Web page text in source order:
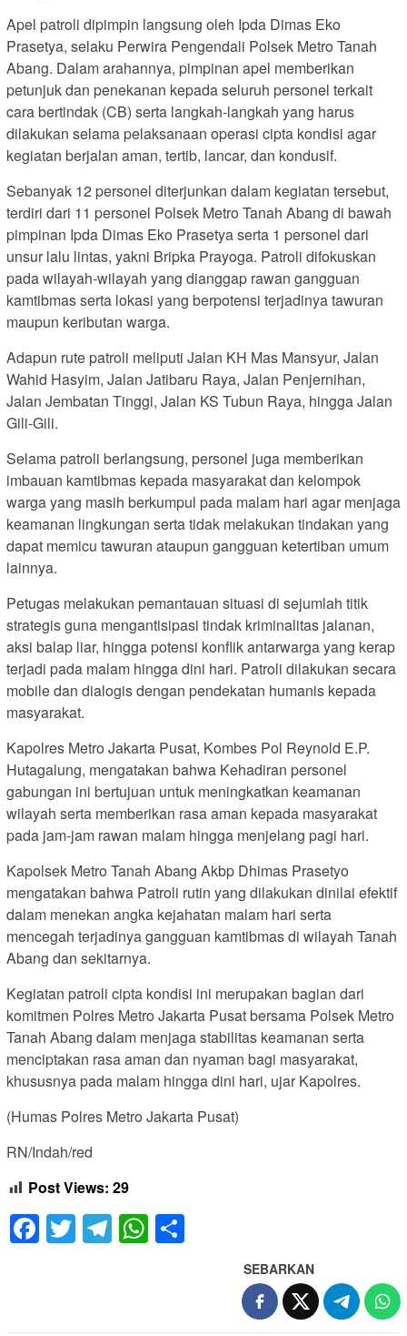
Apel patroli dipimpin langsung oleh Ipda Dimas Eko
Prasetya, selaku Perwira Pengendali Polsek Metro Tanah
Abang. Dalam arahannya, pimpinan apel memberikan
petunjuk dan penekanan kepada seluruh personel terkait
cara bertindak (CB) serta langkah-langkah yang harus
dilakukan selama pelaksanaan operasi cipta kondisi agar
kegiatan berjalan aman, tertib, lancar, dan kondusif.
Sebanyak 12 personel diterjunkan dalam kegiatan tersebut,
terdiri dari 11 personel Polsek Metro Tanah Abang di bawah
pimpinan Ipda Dimas Eko Prasetya serta 1 personel dari
unsur lalu lintas, yakni Bripka Prayoga. Patroli difokuskan
pada wilayah-wilayah yang dianggap rawan gangguan
kamtibmas serta lokasi yang berpotensi terjadinya tawuran
maupun keributan warga.
Adapun rute patroli meliputi Jalan KH Mas Mansyur, Jalan
Wahid Hasyim, Jalan Jatibaru Raya, Jalan Penjernihan,
Jalan Jembatan Tinggi, Jalan KS Tubun Raya, hingga Jalan
Gili-Gili.
Selama patroli berlangsung, personel juga memberikan
imbauan kamtibmas kepada masyarakat dan kelompok
warga yang masih berkumpul pada malam hari agar menjaga
keamanan lingkungan serta tidak melakukan tindakan yang
dapat memicu tawuran ataupun gangguan ketertiban umum
lainnya.
Petugas melakukan pemantauan situasi di sejumlah titik
strategis guna mengantisipasi tindak kriminalitas jalanan,
aksi balap liar, hingga potensi konflik antarwarga yang kerap
terjadi pada malam hingga dini hari. Patroli dilakukan secara
mobile dan dialogis dengan pendekatan humanis kepada
masyarakat.
Kapolres Metro Jakarta Pusat, Kombes Pol Reynold E.P.
Hutagalung, mengatakan bahwa Kehadiran personel
gabungan ini bertujuan untuk meningkatkan keamanan
wilayah serta memberikan rasa aman kepada masyarakat
pada jam-jam rawan malam hingga menjelang pagi hari.
Kapolsek Metro Tanah Abang Akbp Dhimas Prasetyo
mengatakan bahwa Patroli rutin yang dilakukan dinilai efektif
dalam menekan angka kejahatan malam hari serta
mencegah terjadinya gangguan kamtibmas di wilayah Tanah
Abang dan sekitarnya.
Kegiatan patroli cipta kondisi ini merupakan bagian dari
komitmen Polres Metro Jakarta Pusat bersama Polsek Metro
Tanah Abang dalam menjaga stabilitas keamanan serta
menciptakan rasa aman dan nyaman bagi masyarakat,
khususnya pada malam hingga dini hari, ujar Kapolres.
(Humas Polres Metro Jakarta Pusat)
RN/Indah/red
Post Views: 29
Facebook
Twitter
Telegram
WhatsApp
SEBARKAN